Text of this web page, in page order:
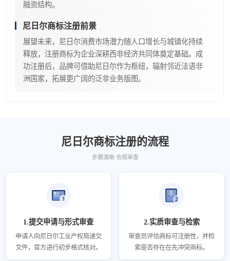
融资结构。
尼日尔商标注册前景
展望未来，尼日尔消费市场潜力随人口增长与城镇化持续
释放，注册商标为企业深耕西非经济共同体奠定基础。成
功注册后，品牌可借助尼日尔作为枢纽，辐射邻近法语非
洲国家，拓展更广阔的泛非业务版图。
尼日尔商标注册的流程
步骤清晰 合规审查
1.提交申请与形式审查
申请人向尼日尔工业产权局递交
文件，官方进行初步格式核对。
2.实质审查与检索
审查员评估商标可注册性，并检
索是否存在在先冲突商标。